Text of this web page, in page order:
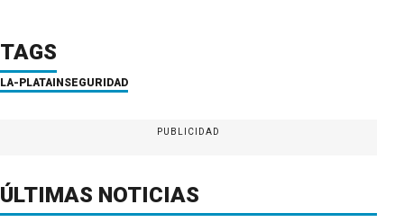
TAGS
LA-PLATA INSEGURIDAD
PUBLICIDAD
ÚLTIMAS NOTICIAS